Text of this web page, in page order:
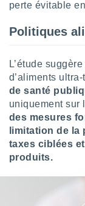
» ou
de
nos
le
des
ou
des
sur
perte évitable
Politiques
L’étude
d’aliments
de santé
uniquement sur
des mesures
limitation de la
taxes ciblées
produits.